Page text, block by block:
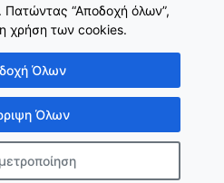
ΚΑΠ
Ενωσιακών Πόρων & Υποδομών
Κατασκευή ιστοσελίδαςλimeframe
Πατώντας “Αποδοχή όλων”,
χρήση των cookies.
Όλων
Όλων